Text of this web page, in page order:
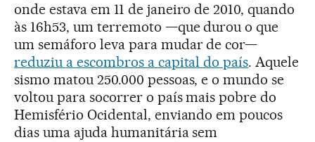
onde estava em 11 de janeiro de 2010, quando
às 16h53, um terremoto —que durou o que
um semáforo leva para mudar de cor—
reduziu a escombros a capital do país. Aquele
sismo matou 250.000 pessoas, e o mundo se
voltou para socorrer o país mais pobre do
Hemisfério Ocidental, enviando em poucos
dias uma ajuda humanitária sem